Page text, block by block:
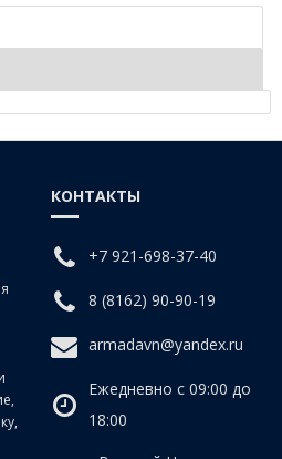
Средняя
B (продольно-винтовой прокат)
КОНТАКТЫ
+7 921-698-37-40
8 (8162) 90-90-19
armadavn@yandex.ru
Ежедневно с 09:00 до
18:00